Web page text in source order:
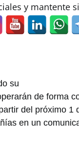
y mantente
su
de forma
del próximo 1
en un